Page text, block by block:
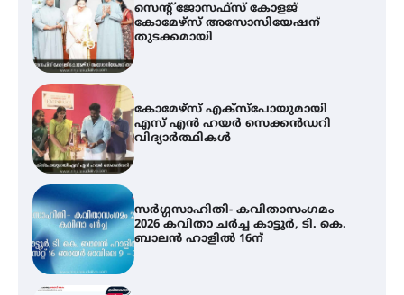
കോമേഴ്സ് എക്സ്പോയുമായി
എസ് എൻ ഹയർ സെക്കൻഡറി
വിദ്യാർത്ഥികൾ
സർഗ്ഗസാഹിതി- കവിതാസംഗമം
2026 കവിതാ ചർച്ച കാട്ടൂർ, ടി. കെ.
ബാലൻ ഹാളിൽ 16ന്
ഇടത്തരം മഴയ്ക്കും കാറ്റിനും
സാധ്യത ഇരിങ്ങാലക്കുടയിൽ 4.4
മില്ലി മീറ്റർ മഴ ലഭിച്ചു